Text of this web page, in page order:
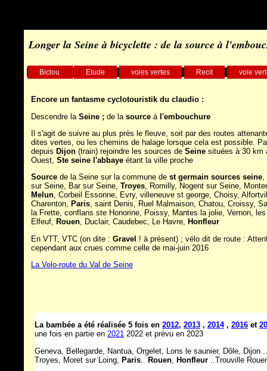
Biclou Etude voies vertes Recit voie
Longer la Seine à bicyclette : de la source à
Encore un fantasme cyclotouristik du claudio :
Descendre la Seine ; de la source à l'embouchure
Il s'agit de suivre au plus près le fleuve, soit par des routes
dites vertes, ou les chemins de halage lorsque cela est possible.
depuis Dijon (train) rejoindre les sources de Seine situées à 30 km
Ouest, Ste seine l'abbaye étant la ville proche
Source de la Seine sur la commune de st germain sources seine,
sur Seine, Bar sur Seine, Troyes, Romilly, Nogent sur Seine,
Melun, Corbeil Essonne, Evry, villeneuve st george, Choisy,
Charenton, Paris, saint Denis, Ruel Malmaison, Chatou, Croissy,
la Frette, conflans ste Honorine, Poissy, Mantes la jolie, Vernon,
Elfeuf, Rouen, Duclair, Caudebec, Le Havre, Honfleur
En VTT, VTC (on dite : Gravel ! à présent) ; vélo dit de route :
cependant aux crues comme celle de mai-juin 2016
La Velo-route du Val de Seine
La bambée a été réalisée 5 fois en 2012, 2013 , 2014, 2016 et
une fois en partie en 2021 2022 et prévu en 2023
Geneva, Bellegarde, Nantua, Orgelet, Lons le saunier, Dôle, Dijon
Troyes, Moret sur Loing, Paris Rouen Honfleur ..Trouville